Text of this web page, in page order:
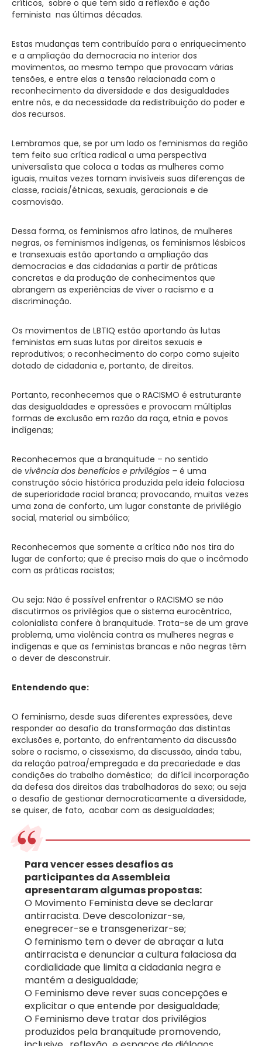
críticos, sobre o que tem sido a reflexão e ação
feminista nas últimas décadas.
Estas mudanças tem contribuído para o enriquecimento
e a ampliação da democracia no interior dos
movimentos, ao mesmo tempo que provocam várias
tensões, e entre elas a tensão relacionada com o
reconhecimento da diversidade e das desigualdades
entre nós, e da necessidade da redistribuição do poder e
dos recursos.
Lembramos que, se por um lado os feminismos da região
tem feito sua crítica radical a uma perspectiva
universalista que coloca a todas as mulheres como
iguais, muitas vezes tornam invisíveis suas diferenças de
classe, raciais/étnicas, sexuais, geracionais e de
cosmovisão.
Dessa forma, os feminismos afro latinos, de mulheres
negras, os feminismos indígenas, os feminismos lésbicos
e transexuais estão aportando a ampliação das
democracias e das cidadanias a partir de práticas
concretas e da produção de conhecimentos que
abrangem as experiências de viver o racismo e a
discriminação.
Os movimentos de LBTIQ estão aportando às lutas
feministas em suas lutas por direitos sexuais e
reprodutivos; o reconhecimento do corpo como sujeito
dotado de cidadania e, portanto, de direitos.
Portanto, reconhecemos que o RACISMO é estruturante
das desigualdades e opressões e provocam múltiplas
formas de exclusão em razão da raça, etnia e povos
indígenas;
Reconhecemos que a branquitude – no sentido
de vivência dos benefícios e privilégios – é uma
construção sócio histórica produzida pela ideia falaciosa
de superioridade racial branca; provocando, muitas vezes
uma zona de conforto, um lugar constante de privilégio
social, material ou simbólico;
Reconhecemos que somente a crítica não nos tira do
lugar de conforto; que é preciso mais do que o incômodo
com as práticas racistas;
Ou seja: Não é possível enfrentar o RACISMO se não
discutirmos os privilégios que o sistema eurocêntrico,
colonialista confere à branquitude. Trata-se de um grave
problema, uma violência contra as mulheres negras e
indígenas e que as feministas brancas e não negras têm
o dever de desconstruir.
Entendendo que:
O feminismo, desde suas diferentes expressões, deve
responder ao desafio da transformação das distintas
exclusões e, portanto, do enfrentamento da discussão
sobre o racismo, o cissexismo, da discussão, ainda tabu,
da relação patroa/empregada e da precariedade e das
condições do trabalho doméstico; da difícil incorporação
da defesa dos direitos das trabalhadoras do sexo; ou seja
o desafio de gestionar democraticamente a diversidade,
se quiser, de fato, acabar com as desigualdades;
Para vencer esses desafios as
participantes da Assembleia
apresentaram algumas propostas:
O Movimento Feminista deve se declarar
antirracista. Deve descolonizar-se,
enegrecer-se e transgenerizar-se;
O feminismo tem o dever de abraçar a luta
antirracista e denunciar a cultura falaciosa da
cordialidade que limita a cidadania negra e
mantém a desigualdade;
O Feminismo deve rever suas concepções e
explicitar o que entende por desigualdade;
O Feminismo deve tratar dos privilégios
produzidos pela branquitude promovendo,